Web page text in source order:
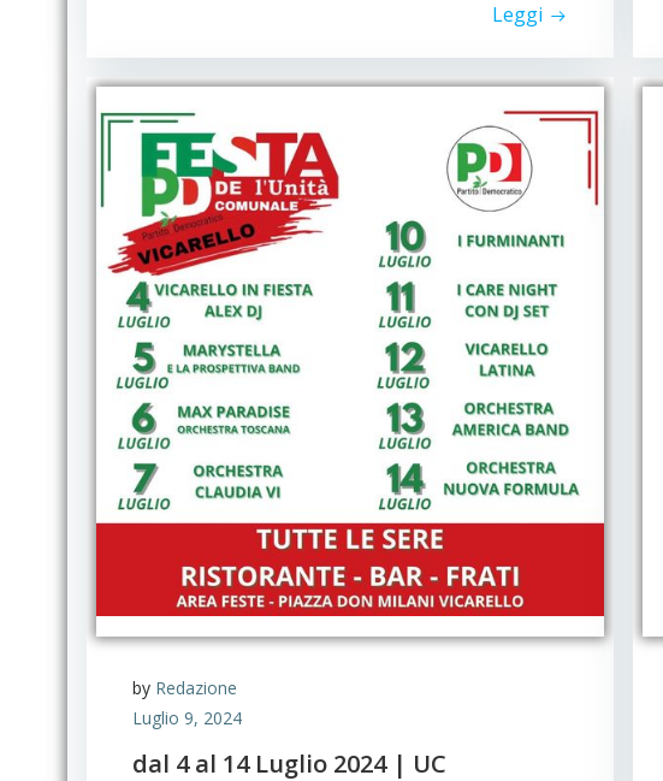
Leggi
by Redazione
Luglio 9, 2024
dal 4 al 14 Luglio 2024 | UC